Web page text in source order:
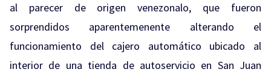
al parecer de origen venezonalo, que fueron
sorprendidos aparentemenente alterando el
funcionamiento del cajero automático ubicado al
interior de una tienda de autoservicio en San Juan